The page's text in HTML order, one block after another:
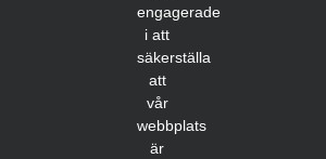
engagerade
i att
säkerställa
att
vår
webbplats
är